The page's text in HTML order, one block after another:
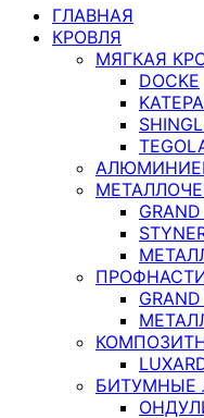
ГЛАВНАЯ
КРОВЛЯ
МЯГКАЯ
DOCKE
БИТУМНЫЕ